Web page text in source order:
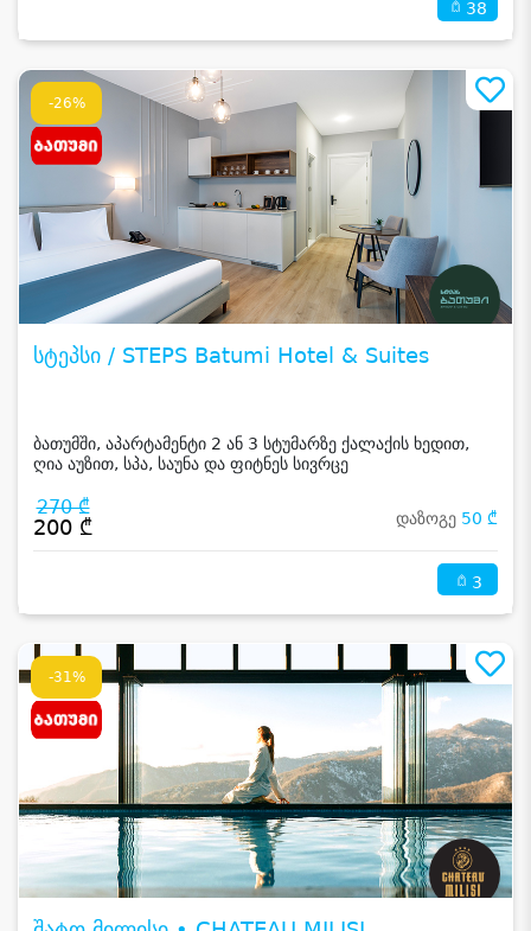
38
-26%
სტეპსი / STEPS Batumi Hotel & Suites
ბათუმში, აპარტამენტი 2 ან 3 სტუმარზე ქალაქის ხედით,
ღია აუზით, სპა, საუნა და ფიტნეს სივრცე
270 ₾
200 ₾ დაზოგე 50 ₾
3
-31%